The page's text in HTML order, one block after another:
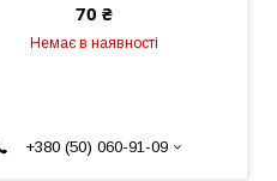
70 ₴
Немає в наявності
+380 (50) 060-91-09